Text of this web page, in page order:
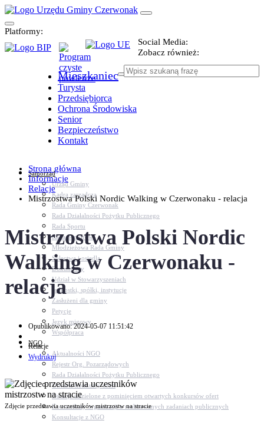
Platformy:
Social Media:
Zobacz również:
Mieszkaniec
Turysta
Przedsiębiorca
Ochrona Środowiska
Senior
Bezpieczeństwo
Kontakt
Samorząd
Urząd Gminy
Kadra zarządcza
Rada Gminy Czerwonak
Rada Działalności Pożytku Publicznego
Rada Sportu
Rada Seniorów
Młodzieżowa Rada Gminy
Sołectwa i osiedla
Dokumenty
Udział w Stowarzyszeniach
Jednostki, spółki, instytucje
Zasłużeni dla gminy
Petycje
Język migowy
Współpraca
NGO
Aktualności NGO
Rejestr Org. Pozarządowych
Rada Działalności Pożytku Publicznego
Otwarte konkursy ofert
Dotacje udzielone z pominięciem otwartych konkursów ofert
Komunikaty organizacji o realizowanych zadaniach publicznych
Konsultacje z NGO
Strona główna
Informacje
Relacje
Mistrzostwa Polski Nordic Walking w Czerwonaku - relacja
Mistrzostwa Polski Nordic
Walking w Czerwonaku -
relacja
Opublikowano: 2024-05-07 11:51:42
Relacje
Wydrukuj
Zdjęcie przedstawia uczestników mistrzostw na stracie